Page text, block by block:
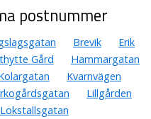
postnummer
Brevik
Erik
Gård
Hammargatan
Kvarnvägen
Lillgården
Lokstallsgatan